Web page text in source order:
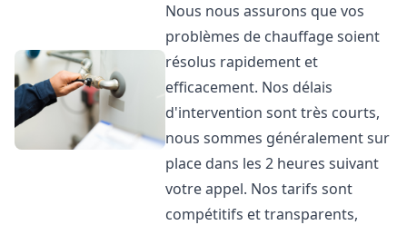
Nous nous assurons que vos
problèmes de chauffage soient
résolus rapidement et
efficacement. Nos délais
d'intervention sont très courts,
nous sommes généralement sur
place dans les 2 heures suivant
votre appel. Nos tarifs sont
compétitifs et transparents,